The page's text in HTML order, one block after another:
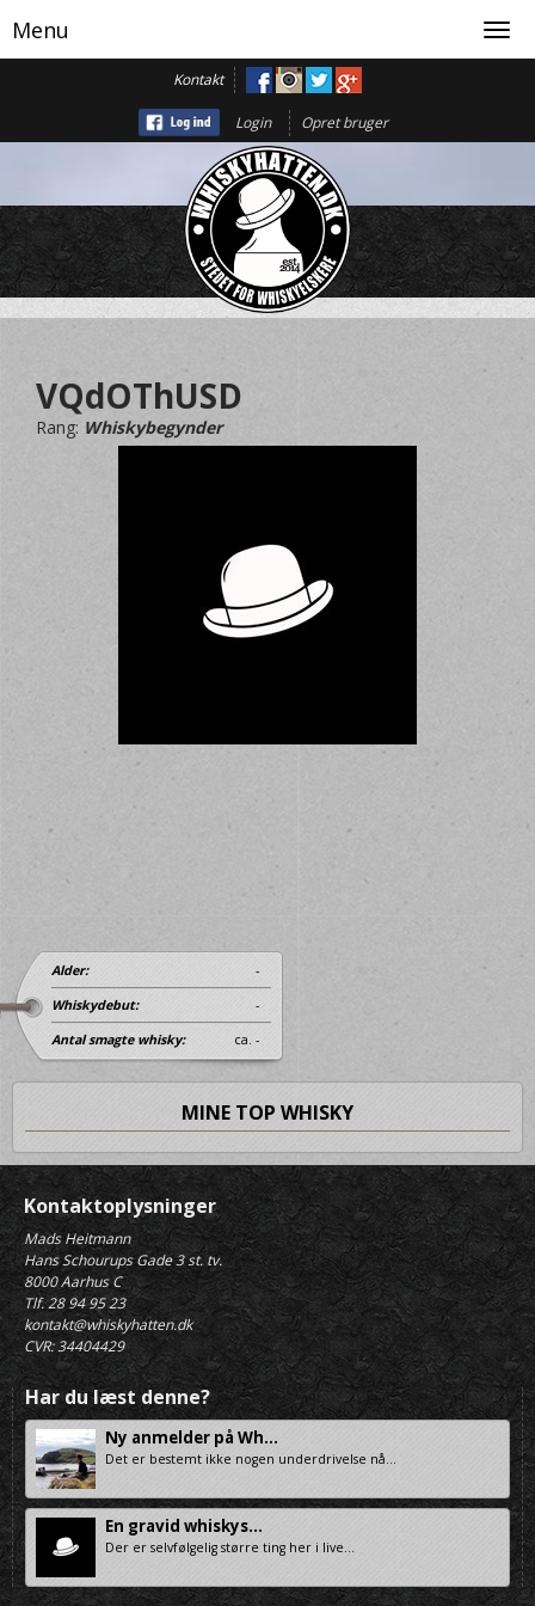
Kontakt
Login Opret bruger
Menu
VQdOThUSD
Rang: Whiskybegynder
Alder: -
Whiskydebut: -
Antal smagte whisky: ca. -
MINE TOP WHISKY
Kontaktoplysninger
Mads Heitmann
Hans Schourups Gade 3 st. tv.
8000 Aarhus C
Tlf. 28 94 95 23
kontakt@whiskyhatten.dk
CVR: 34404429
Har du læst denne?
Ny anmelder på Wh...
Det er bestemt ikke nogen underdrivelse nå...
En gravid whiskys...
Der er selvfølgelig større ting her i live...